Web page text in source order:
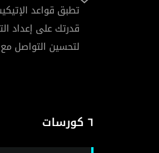
تطبق قواعد
قدرتك على إعداد
لتحسين التواصل مع
٦ كورسات